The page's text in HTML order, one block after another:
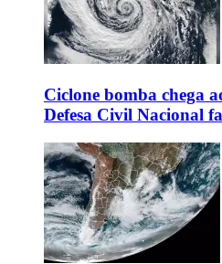
Ciclone bomba chega
Defesa Civil Nacional